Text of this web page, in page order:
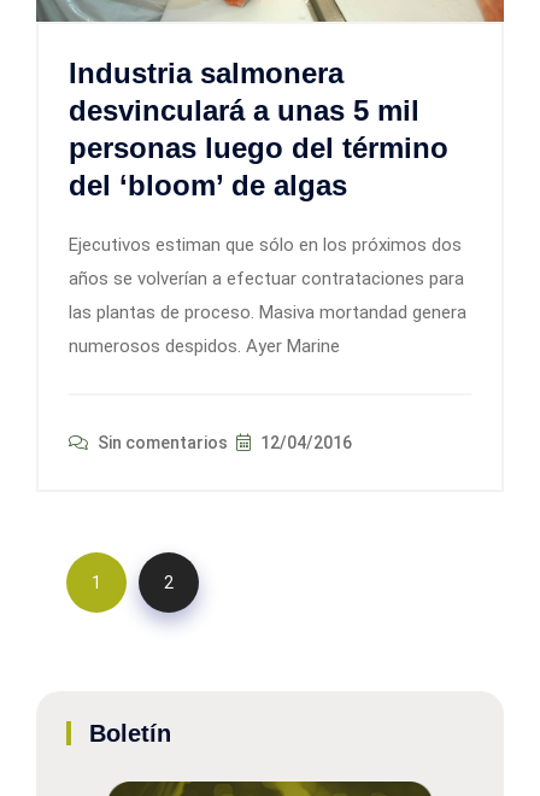
Industria salmonera
desvinculará a unas 5 mil
personas luego del término
del ‘bloom’ de algas
Ejecutivos estiman que sólo en los próximos dos
años se volverían a efectuar contrataciones para
las plantas de proceso. Masiva mortandad genera
numerosos despidos. Ayer Marine
Sin comentarios 12/04/2016
1 2
Boletín